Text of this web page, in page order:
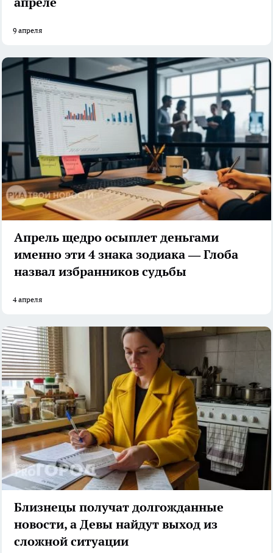
9 апреля
Апрель щедро осыплет деньгами
именно эти 4 знака зодиака — Глоба
назвал избранников судьбы
4 апреля
Близнецы получат долгожданные
новости, а Девы найдут выход из
сложной ситуации